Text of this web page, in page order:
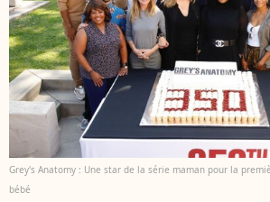
Grey's Anatomy : Une star de la série maman pour la
bébé